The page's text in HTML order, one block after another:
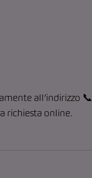
all’indirizzo 📞
richiesta online.